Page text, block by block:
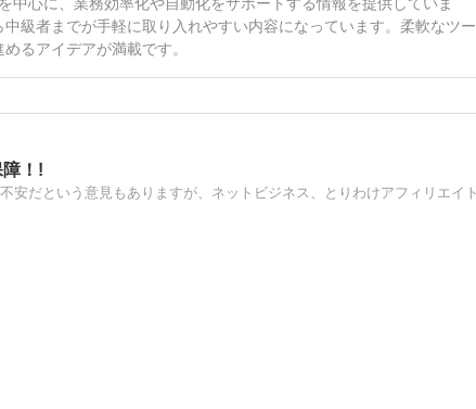
心に、業務効率化や自動化をサポートする情報を提供していま
級者までが手軽に取り入れやすい内容になっています。柔軟なツー
るアイデアが満載です。
！!